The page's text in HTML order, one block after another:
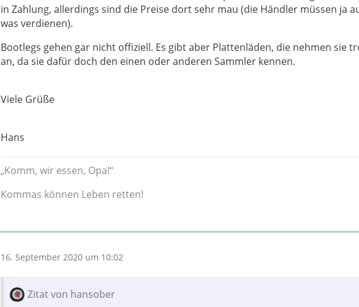
in Zahlung, allerdings sind die Preise dort sehr mau (die Händler müssen ja
was verdienen).
Bootlegs gehen gar nicht offiziell. Es gibt aber Plattenläden, die nehmen sie
an, da sie dafür doch den einen oder anderen Sammler kennen.
Viele Grüße
Hans
„Komm, wir essen, Opa!“
Kommas können Leben retten!
16. September 2020 um 10:02
Zitat von hansober